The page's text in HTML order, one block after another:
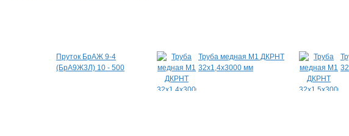
Пруток БрАЖ 9-4
(БрА9Ж3Л) 10 - 500
Труба медная М1 ДКРНТ
32х1,4х3000 мм